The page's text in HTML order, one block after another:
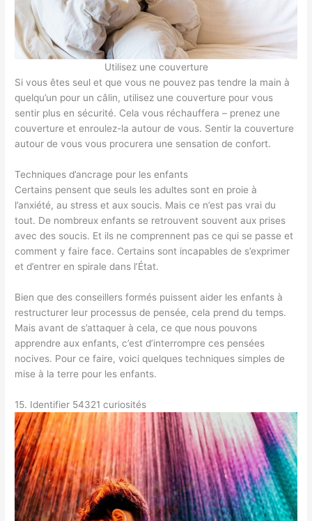
Utilisez une couverture
Si vous êtes seul et que vous ne pouvez pas tendre la main à
quelqu’un pour un câlin, utilisez une couverture pour vous
sentir plus en sécurité. Cela vous réchauffera – prenez une
couverture et enroulez-la autour de vous. Sentir la couverture
autour de vous vous procurera une sensation de confort.
Techniques d’ancrage pour les enfants
Certains pensent que seuls les adultes sont en proie à
l’anxiété, au stress et aux soucis. Mais ce n’est pas vrai du
tout. De nombreux enfants se retrouvent souvent aux prises
avec des soucis. Et ils ne comprennent pas ce qui se passe et
comment y faire face. Certains sont incapables de s’exprimer
et d’entrer en spirale dans l’État.
Bien que des conseillers formés puissent aider les enfants à
restructurer leur processus de pensée, cela prend du temps.
Mais avant de s’attaquer à cela, ce que nous pouvons
apprendre aux enfants, c’est d’interrompre ces pensées
nocives. Pour ce faire, voici quelques techniques simples de
mise à la terre pour les enfants.
15. Identifier 54321 curiosités